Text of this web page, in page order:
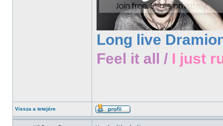
Long live
Feel it all / I just
Vissza a tetejére